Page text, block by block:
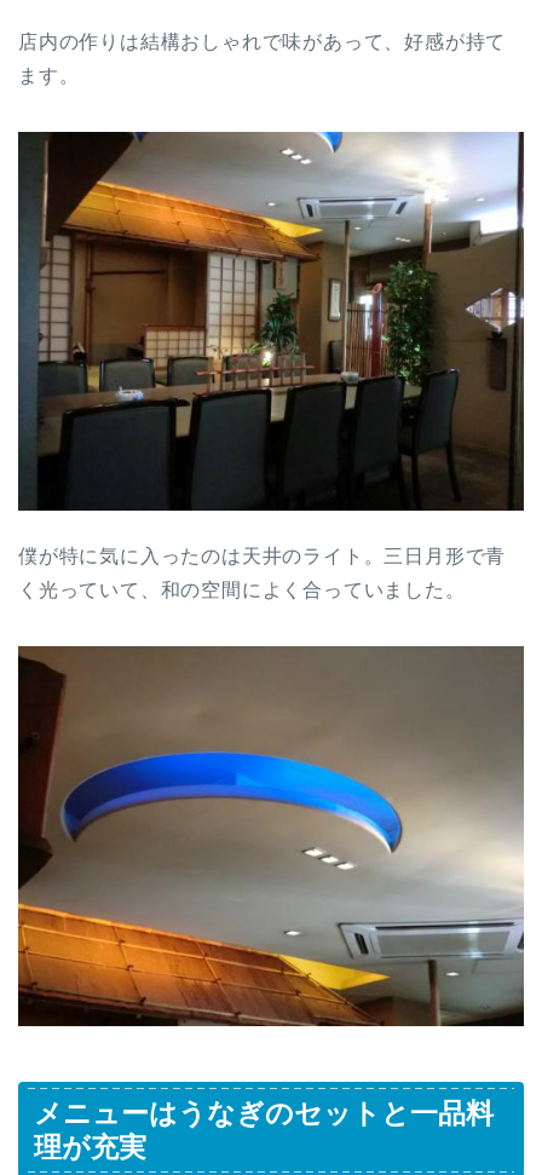
店内の作りは結構おしゃれで味があって、好感が持て
ます。
僕が特に気に入ったのは天井のライト。三日月形で青
く光っていて、和の空間によく合っていました。
メニューはうなぎのセットと一品料
理が充実